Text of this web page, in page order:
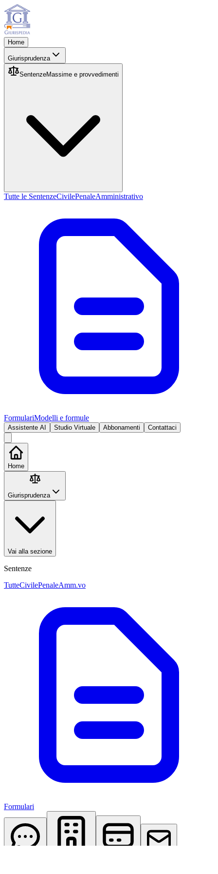
Home
Giurisprudenza
SentenzeMassime e provvedimenti
Tutte le SentenzeCivilePenaleAmministrativo
FormulariModelli e formule
Assistente AI Studio Virtuale Abbonamenti Contattaci
Home
Giurisprudenza
Vai alla sezione
Sentenze
TutteCivilePenaleAmm.vo
Formulari